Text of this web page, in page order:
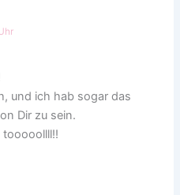
und ich hab sogar das
Dir zu sein.
tooooollll!!